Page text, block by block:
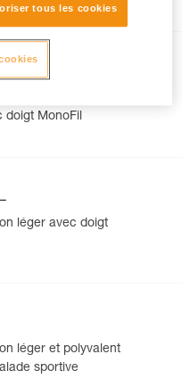
doigt MonoFil
léger avec doigt
léger et polyvalent
sportive
tous les cookies